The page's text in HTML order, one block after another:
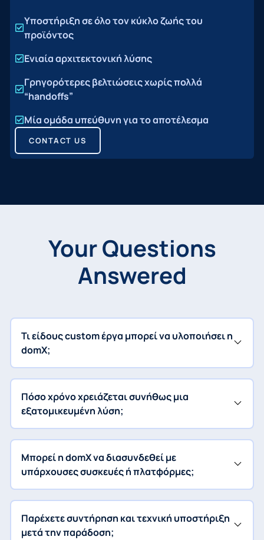
Υποστήριξη σε όλο τον κύκλο ζωής του
προϊόντος
Ενιαία αρχιτεκτονική λύσης
Γρηγορότερες βελτιώσεις χωρίς πολλά
“handoffs”
Μία ομάδα υπεύθυνη για το αποτέλεσμα
CONTACT US
Your Questions
Answered
Τι είδους custom έργα μπορεί να υλοποιήσει η
domX;
Πόσο χρόνο χρειάζεται συνήθως μια
εξατομικευμένη λύση;
Μπορεί η domX να διασυνδεθεί με
υπάρχουσες συσκευές ή πλατφόρμες;
Παρέχετε συντήρηση και τεχνική υποστήριξη
μετά την παράδοση;